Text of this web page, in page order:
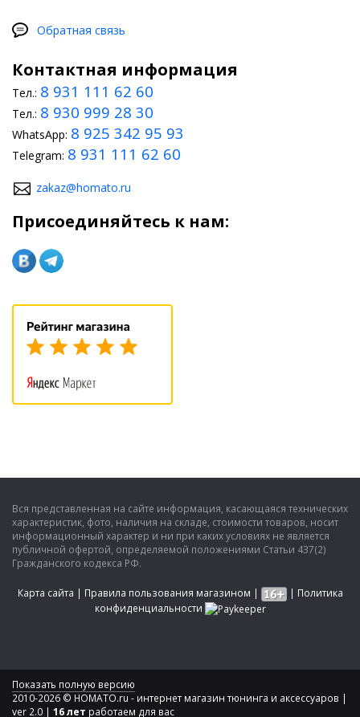
Обратная связь
Контактная информация
Тел.: 8 931 111 62 60
Тел.: 8 930 999 28 30
WhatsApp: 8 925 342 95 93
Telegram: 8 931 111 62 60
zakaz@homato.ru
Присоединяйтесь к нам:
Вся представленная на сайте информация, касающаяся технических
характеристик, фото, наличия на складе, стоимости товаров, носит
информационный характер и ни при каких условиях не является
публичной офертой, определяемой положениями Статьи 437(2)
Гражданского кодекса РФ.
Карта сайта | Правила пользования магазином | | Политика
конфиденциальности
Показать полную версию
2010-2026 © HOMATO.ru - интернет магазин тюнинга и аксессуаров |
ver 2.0 | 16 лет работаем для вас